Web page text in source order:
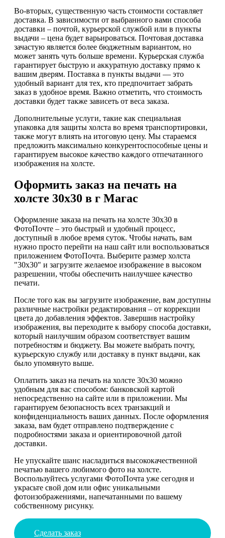
Во-вторых, существенную часть стоимости составляет
доставка. В зависимости от выбранного вами способа
доставки – почтой, курьерской службой или в пункты
выдачи – цена будет варьироваться. Почтовая доставка
зачастую является более бюджетным вариантом, но
может занять чуть больше времени. Курьерская служба
гарантирует быструю и аккуратную доставку прямо к
вашим дверям. Поставка в пункты выдачи — это
удобный вариант для тех, кто предпочитает забрать
заказ в удобное время. Важно отметить, что стоимость
доставки будет также зависеть от веса заказа.
Дополнительные услуги, такие как специальная
упаковка для защиты холста во время транспортировки,
также могут влиять на итоговую цену. Мы стараемся
предложить максимально конкурентоспособные цены и
гарантируем высокое качество каждого отпечатанного
изображения на холсте.
Оформить заказ на печать на
холсте 30х30 в г Магас
Оформление заказа на печать на холсте 30х30 в
ФотоПочте – это быстрый и удобный процесс,
доступный в любое время суток. Чтобы начать, вам
нужно просто перейти на наш сайт или воспользоваться
приложением ФотоПочта. Выберите размер холста
"30х30" и загрузите желаемое изображение в высоком
разрешении, чтобы обеспечить наилучшее качество
печати.
После того как вы загрузите изображение, вам доступны
различные настройки редактирования – от коррекции
цвета до добавления эффектов. Завершив настройку
изображения, вы переходите к выбору способа доставки,
который наилучшим образом соответствует вашим
потребностям и бюджету. Вы можете выбрать почту,
курьерскую службу или доставку в пункт выдачи, как
было упомянуто выше.
Оплатить заказ на печать на холсте 30х30 можно
удобным для вас способом: банковской картой
непосредственно на сайте или в приложении. Мы
гарантируем безопасность всех транзакций и
конфиденциальность ваших данных. После оформления
заказа, вам будет отправлено подтверждение с
подробностями заказа и ориентировочной датой
доставки.
Не упускайте шанс насладиться высококачественной
печатью вашего любимого фото на холсте.
Воспользуйтесь услугами ФотоПочта уже сегодня и
украсьте свой дом или офис уникальными
фотоизображениями, напечатанными по вашему
собственному рисунку.
Сделать заказ